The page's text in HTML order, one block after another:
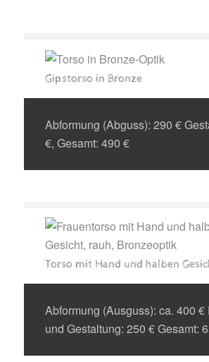
Gipstorso in Bronze
Abformung (Abguss): 290 €
€, Gesamt: 490 €
Torso mit Hand und halben
Abformung (Ausguss): ca. 400 €
und Gestaltung: 250 € Gesamt: